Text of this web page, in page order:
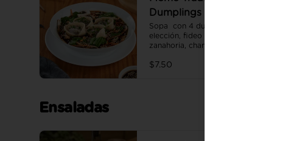
Dumplings
Sopa  con 4 dumplings a
elección, fideo artesanal,
zanahoria, champiñones,
$7.50
Ensaladas